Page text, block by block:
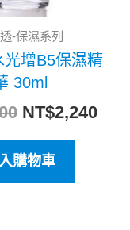
-保濕系列
光增B5保濕精
30ml
NT$2,240
購物車